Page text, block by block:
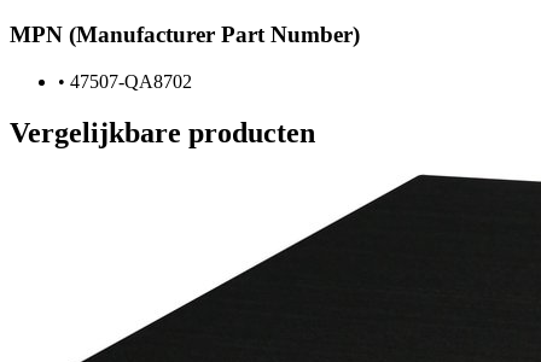
MPN (Manufacturer Part Number)
• 47507-QA8702
Vergelijkbare producten